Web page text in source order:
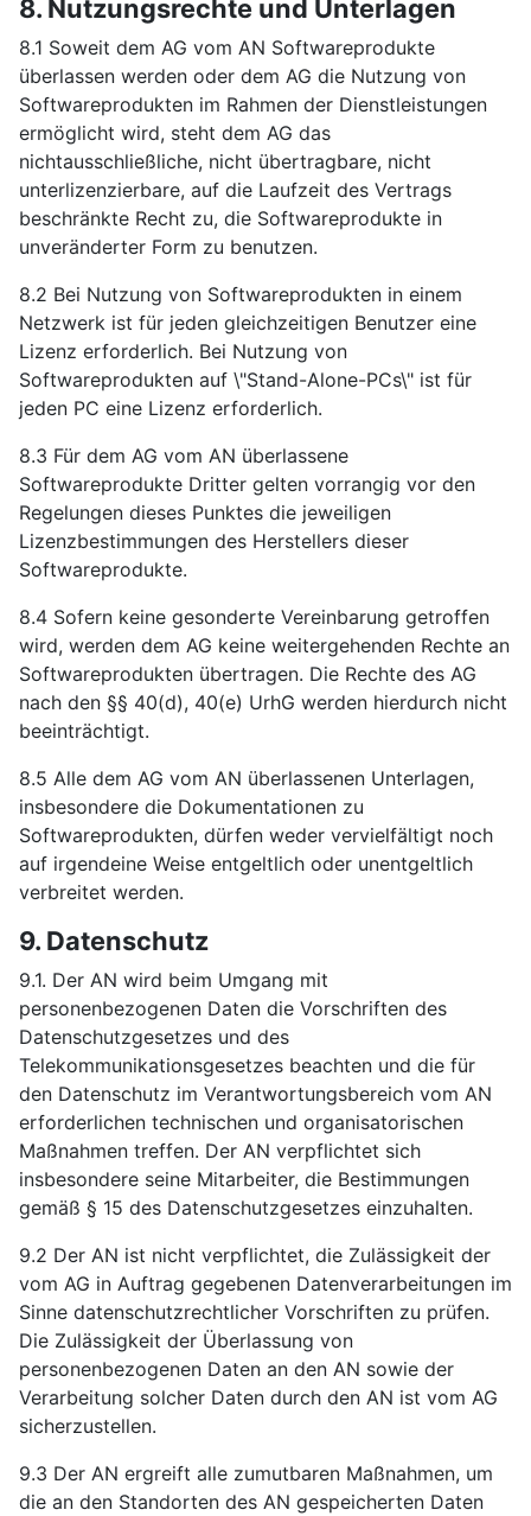
8. Nutzungsrechte und Unterlagen
8.1 Soweit dem AG vom AN Softwareprodukte
überlassen werden oder dem AG die Nutzung von
Softwareprodukten im Rahmen der Dienstleistungen
ermöglicht wird, steht dem AG das
nichtausschließliche, nicht übertragbare, nicht
unterlizenzierbare, auf die Laufzeit des Vertrags
beschränkte Recht zu, die Softwareprodukte in
unveränderter Form zu benutzen.
8.2 Bei Nutzung von Softwareprodukten in einem
Netzwerk ist für jeden gleichzeitigen Benutzer eine
Lizenz erforderlich. Bei Nutzung von
Softwareprodukten auf \"Stand-Alone-PCs\" ist für
jeden PC eine Lizenz erforderlich.
8.3 Für dem AG vom AN überlassene
Softwareprodukte Dritter gelten vorrangig vor den
Regelungen dieses Punktes die jeweiligen
Lizenzbestimmungen des Herstellers dieser
Softwareprodukte.
8.4 Sofern keine gesonderte Vereinbarung getroffen
wird, werden dem AG keine weitergehenden Rechte an
Softwareprodukten übertragen. Die Rechte des AG
nach den §§ 40(d), 40(e) UrhG werden hierdurch nicht
beeinträchtigt.
8.5 Alle dem AG vom AN überlassenen Unterlagen,
insbesondere die Dokumentationen zu
Softwareprodukten, dürfen weder vervielfältigt noch
auf irgendeine Weise entgeltlich oder unentgeltlich
verbreitet werden.
9. Datenschutz
9.1. Der AN wird beim Umgang mit
personenbezogenen Daten die Vorschriften des
Datenschutzgesetzes und des
Telekommunikationsgesetzes beachten und die für
den Datenschutz im Verantwortungsbereich vom AN
erforderlichen technischen und organisatorischen
Maßnahmen treffen. Der AN verpflichtet sich
insbesondere seine Mitarbeiter, die Bestimmungen
gemäß § 15 des Datenschutzgesetzes einzuhalten.
9.2 Der AN ist nicht verpflichtet, die Zulässigkeit der
vom AG in Auftrag gegebenen Datenverarbeitungen im
Sinne datenschutzrechtlicher Vorschriften zu prüfen.
Die Zulässigkeit der Überlassung von
personenbezogenen Daten an den AN sowie der
Verarbeitung solcher Daten durch den AN ist vom AG
sicherzustellen.
9.3 Der AN ergreift alle zumutbaren Maßnahmen, um
die an den Standorten des AN gespeicherten Daten